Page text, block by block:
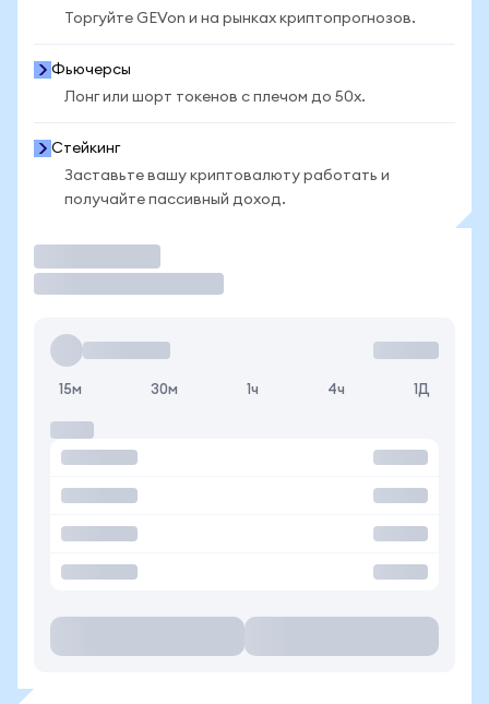
Торгуйте GEVon и на рынках криптопрогнозов.
Фьючерсы
Лонг или шорт токенов с плечом до 50x.
Стейкинг
Заставьте вашу криптовалюту работать и
получайте пассивный доход.
15м 30м 1ч 4ч 1Д